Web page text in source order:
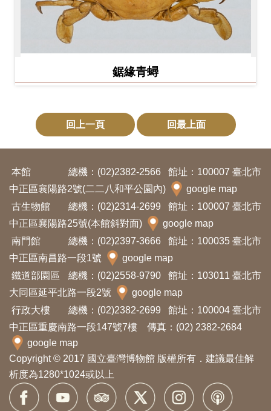
鋸緣青蟳
回上一頁 回最上面
本館 總機：(02)2382-2566
館址：100007 臺北市
中正區襄陽路2號(二二八和平公園內)
google map
古生物館
總機：(02)2314-2699
館址：100007 臺北市
中正區襄陽路25號(本館斜對面)
google map
南門館
總機：(02)2397-3666
館址：100035 臺北市
中正區南昌路一段1號
google map
鐵道部園區
總機：(02)2558-9790
館址：103011 臺北市
大同區延平北路一段2號
google map
行政大樓
總機：(02)2382-2699
館址：100004 臺北市
中正區重慶南路一段147號7樓 傳真：(02) 2382-2684
google map
Copyright © 2017 國立臺灣博物館 版權所有．建議最佳解
析度為1280*1024或以上